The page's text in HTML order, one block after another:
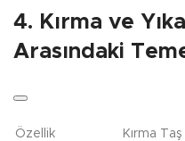
4. Kırma ve
Arasındaki
Özellik Kırma